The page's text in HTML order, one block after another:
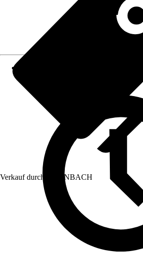
Verkauf durch: HORNBACH